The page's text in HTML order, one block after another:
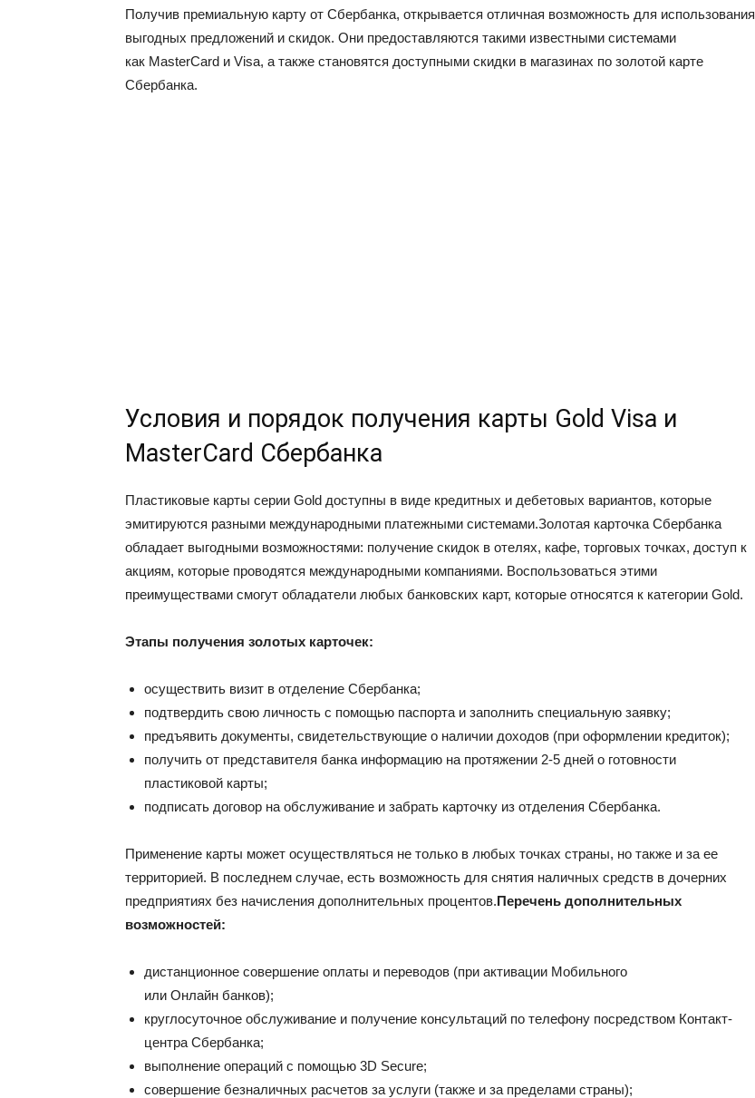
банка
Получив премиальную карту от Сбербанка, открывается отличная возможность для использования
выгодных предложений и скидок. Они предоставляются такими известными системами
как MasterCard и Visa, а также становятся доступными скидки в магазинах по золотой карте
Сбербанка.
Условия и порядок получения карты Gold Visa и
MasterCard Сбербанка
Пластиковые карты серии Gold доступны в виде кредитных и дебетовых вариантов, которые
эмитируются разными международными платежными системами.Золотая карточка Сбербанка
обладает выгодными возможностями: получение скидок в отелях, кафе, торговых точках, доступ к
акциям, которые проводятся международными компаниями. Воспользоваться этими
преимуществами смогут обладатели любых банковских карт, которые относятся к категории Gold.
Этапы получения золотых карточек:
осуществить визит в отделение Сбербанка;
подтвердить свою личность с помощью паспорта и заполнить специальную заявку;
предъявить документы, свидетельствующие о наличии доходов (при оформлении кредиток);
получить от представителя банка информацию на протяжении 2-5 дней о готовности
пластиковой карты;
подписать договор на обслуживание и забрать карточку из отделения Сбербанка.
Применение карты может осуществляться не только в любых точках страны, но также и за ее
территорией. В последнем случае, есть возможность для снятия наличных средств в дочерних
предприятиях без начисления дополнительных процентов.Перечень дополнительных
возможностей:
дистанционное совершение оплаты и переводов (при активации Мобильного
или Онлайн банков);
круглосуточное обслуживание и получение консультаций по телефону посредством Контакт-
центра Сбербанка;
выполнение операций с помощью 3D Secure;
совершение безналичных расчетов за услуги (также и за пределами страны);